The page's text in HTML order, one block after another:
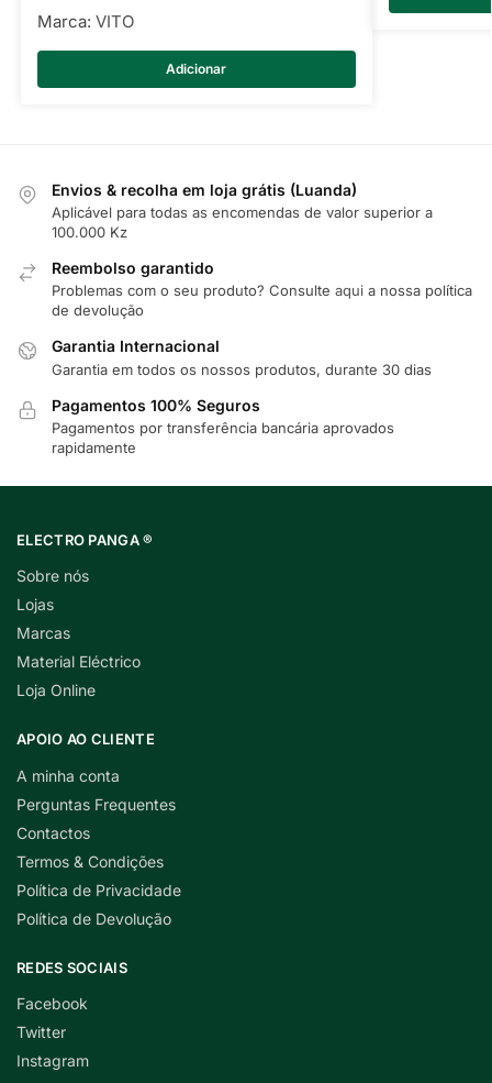
Marca: VITO
Adicionar
Envios & recolha em loja grátis (Luanda)
Aplicável para todas as encomendas de valor superior a
100.000 Kz
Reembolso garantido
Problemas com o seu produto? Consulte aqui a nossa política
de devolução
Garantia Internacional
Garantia em todos os nossos produtos, durante 30 dias
Pagamentos 100% Seguros
Pagamentos por transferência bancária aprovados
rapidamente
ELECTRO PANGA ®
Sobre nós
Lojas
Marcas
Material Eléctrico
Loja Online
APOIO AO CLIENTE
A minha conta
Perguntas Frequentes
Contactos
Termos & Condições
Política de Privacidade
Política de Devolução
REDES SOCIAIS
Facebook
Twitter
Instagram